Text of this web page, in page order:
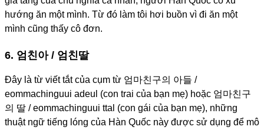
hướng ăn một mình. Từ đó làm tôi hơi buồn vì đi ăn một
mình cũng thấy cô đơn.
6. 엄친아 / 엄친딸
Đây là từ viết tắt của cụm từ 엄마친구의 아들 /
eommachinguui adeul (con trai của bạn mẹ) hoặc 엄마친구
의 딸 / eommachinguui ttal (con gái của bạn mẹ), những
thuật ngữ tiếng lóng của Hàn Quốc này được sử dụng để mô